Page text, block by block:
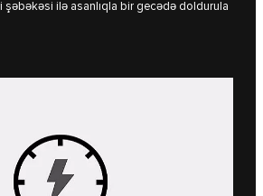
ilə asanlıqla bir gecədə doldurula